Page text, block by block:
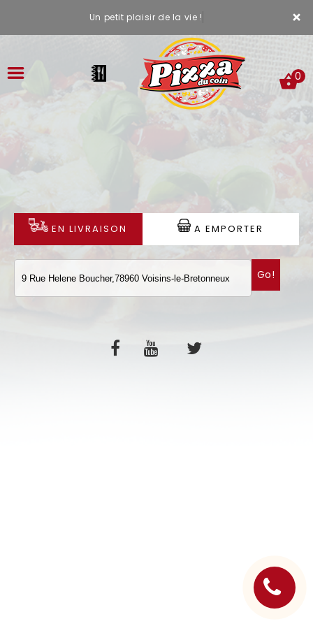
×
Un petit plaisir de la vie !
ACCUEIL
VOTRE COMPTE
NOTRE RESTAURANT
VOS AVIS
0
EN LIVRAISON A EMPORTER
Go!